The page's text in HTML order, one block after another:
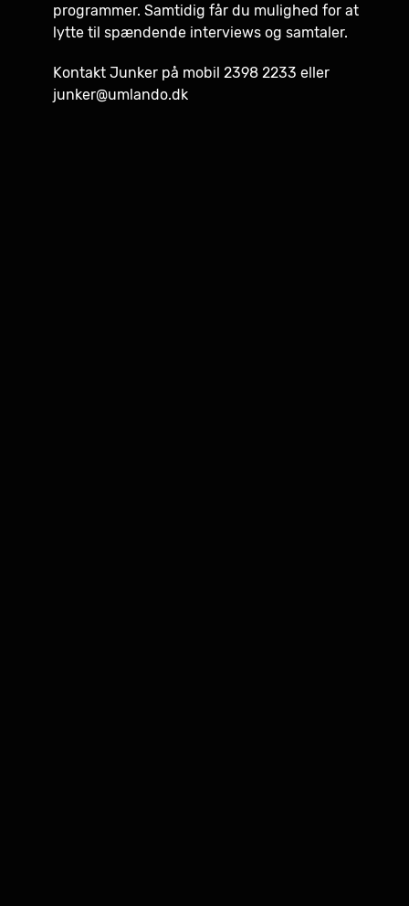
programmer. Samtidig får du mulighed for at
lytte til spændende interviews og samtaler.
Kontakt Junker på mobil 2398 2233 eller
junker@umlando.dk